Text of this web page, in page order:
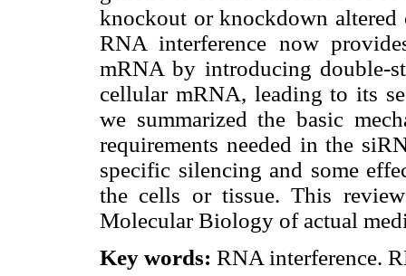
knockout or knockdown altered
RNA interference now
mRNA by introducing double-
cellular mRNA, leading to its
we summarized the basic
requirements needed in the
specific silencing and some
the cells or tissue. This
Molecular Biology of actual
Key words: RNA interference.